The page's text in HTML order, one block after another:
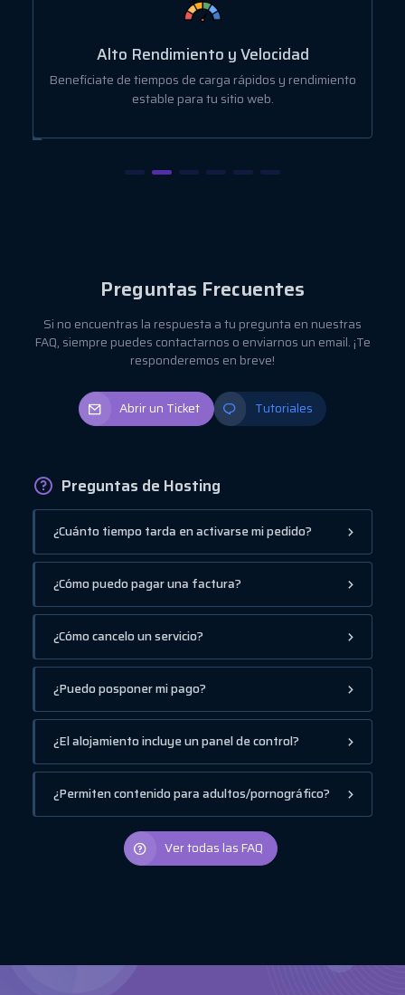
Alto Rendimiento y Velocidad
Benefíciate de tiempos de carga rápidos y rendimiento
estable para tu sitio web.
Preguntas Frecuentes
Si no encuentras la respuesta a tu pregunta en nuestras
FAQ, siempre puedes contactarnos o enviarnos un email. ¡Te
responderemos en breve!
Abrir un Ticket Tutoriales
Preguntas de Hosting
¿Cuánto tiempo tarda en activarse mi pedido?
¿Cómo puedo pagar una factura?
¿Cómo cancelo un servicio?
¿Puedo posponer mi pago?
¿El alojamiento incluye un panel de control?
¿Permiten contenido para adultos/pornográfico?
Ver todas las FAQ